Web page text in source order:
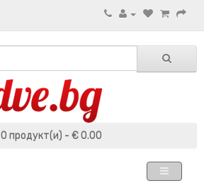
0 продукт(и) - € 0.00